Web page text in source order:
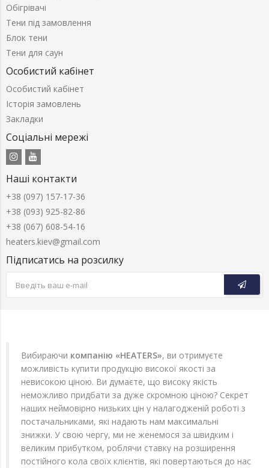
Обігрівачі
Тени під замовлення
Блок тени
Тени для саун
Особистий кабінет
Особистий кабінет
Історія замовлень
Закладки
Соціальні мережі
Наші контакти
+38 (097) 157-17-36
+38 (093) 925-82-86
+38 (067) 608-54-16
heaters.kiev@gmail.com
Підписатись на розсилку
Вибираючи компанію «HEATERS», ви отримуєте
можливість купити продукцію високої якості за
невисокою ціною. Ви думаєте, що високу якість
неможливо придбати за дуже скромною ціною? Секрет
наших неймовірно низьких цін у налагодженій роботі з
постачальниками, які надають нам максимальні
знижки. У свою чергу, ми не женемося за швидким і
великим прибутком, роблячи ставку на розширення
постійного кола своїх клієнтів, які повертаються до нас